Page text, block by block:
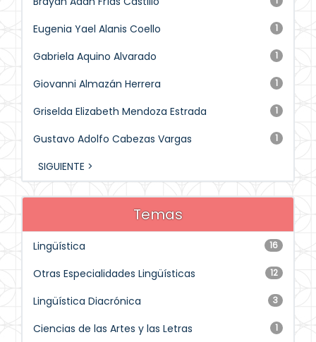
1
Eugenia Yael Alanis Coello
1
Gabriela Aquino Alvarado
1
Giovanni Almazán Herrera
1
Griselda Elizabeth Mendoza Estrada
1
Gustavo Adolfo Cabezas Vargas
SIGUIENTE >
Temas
16
Lingüística
12
Otras Especialidades Lingüísticas
3
Lingüística Diacrónica
1
Ciencias de las Artes y las Letras